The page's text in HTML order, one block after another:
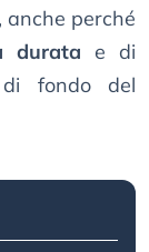
anche perché
durata e di
di fondo del